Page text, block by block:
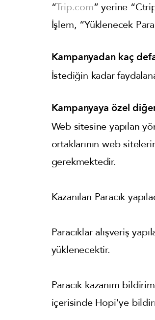
“Trip.com” yerine
İşlem, “Yüklenecek
Kampanyadan kaç
İstediğin kadar
Kampanyaya özel
Web sitesine yapılan
ortaklarının web
gerekmektedir.
Kazanılan Paracık
Paracıklar alışveriş
yüklenecektir.
Paracık kazanım
içerisinde Hopi'ye